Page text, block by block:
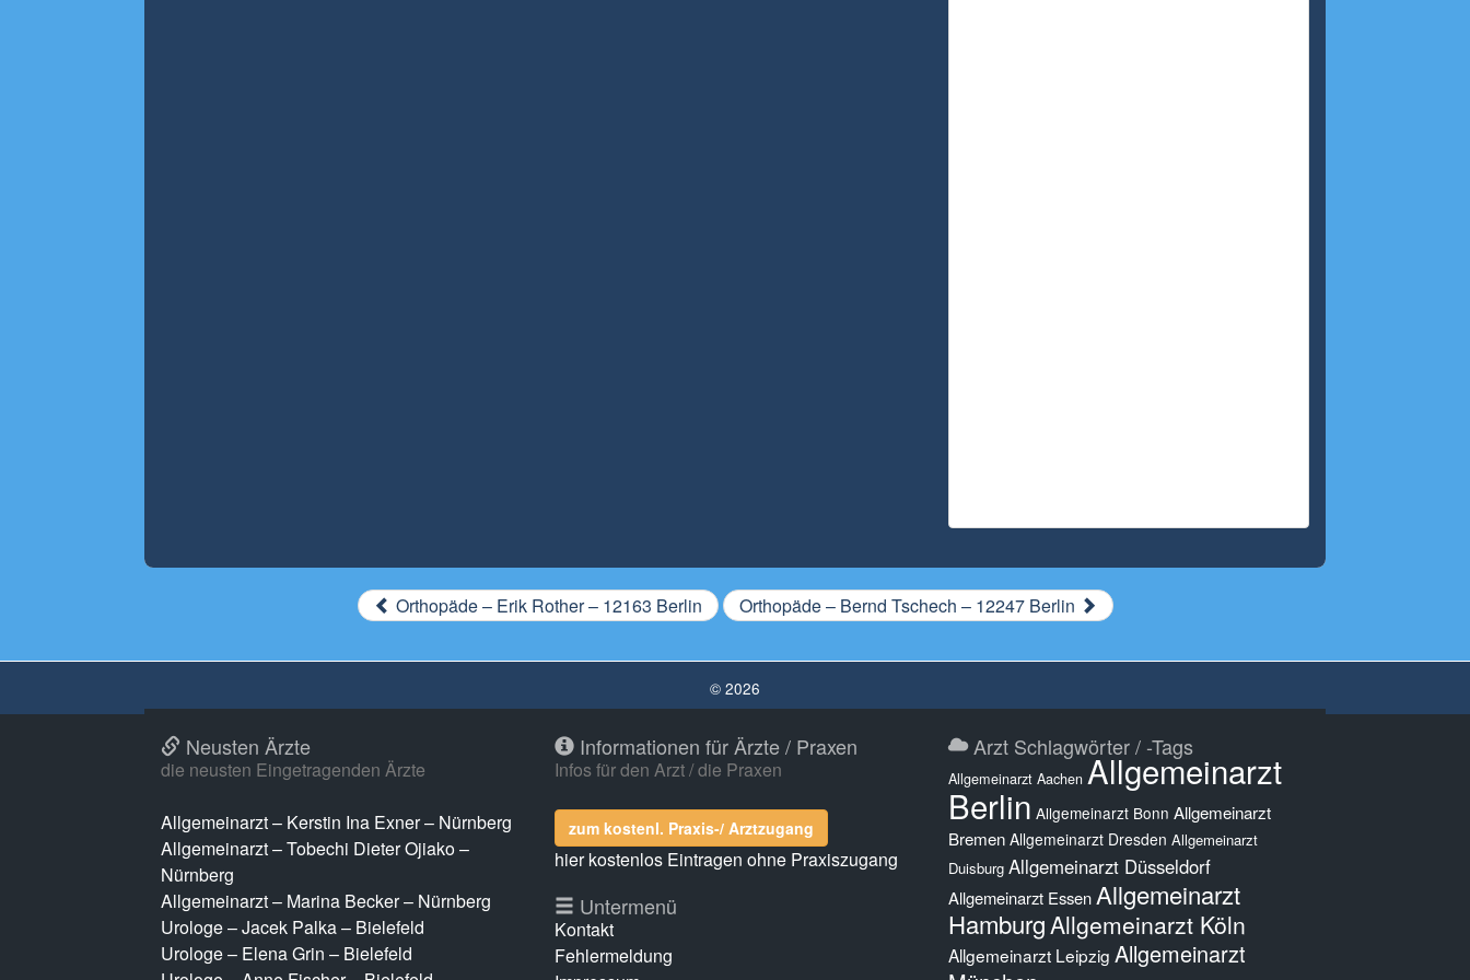
Orthopäde – Erik Rother – 12163 Berlin Orthopäde – Bernd Tschech – 12247 Berlin
© 2026
Neusten Ärzte
die neusten Eingetragenden Ärzte
Allgemeinarzt – Kerstin Ina Exner – Nürnberg
Allgemeinarzt – Tobechi Dieter Ojiako –
Nürnberg
Allgemeinarzt – Marina Becker – Nürnberg
Urologe – Jacek Palka – Bielefeld
Urologe – Elena Grin – Bielefeld
Informationen für Ärzte / Praxen
Infos für den Arzt / die Praxen
zum kostenl. Praxis-/ Arztzugang
hier kostenlos Eintragen ohne Praxiszugang
Untermenü
Kontakt
Fehlermeldung
Arzt Schlagwörter / -Tags
Allgemeinarzt Aachen Allgemeinarzt
Berlin Allgemeinarzt Bonn Allgemeinarzt
Bremen Allgemeinarzt Dresden Allgemeinarzt
Duisburg Allgemeinarzt Düsseldorf
Allgemeinarzt Essen Allgemeinarzt
HamburgAllgemeinarzt Köln
Allgemeinarzt Leipzig Allgemeinarzt